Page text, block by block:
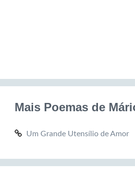
Mais Poemas de
Um Grande Utensílio de Amor